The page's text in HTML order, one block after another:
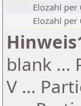
Elozahl per
Elozahl per
blank ...
V ...